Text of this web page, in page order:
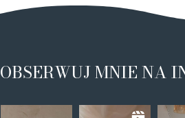
OBSERWUJ MNIE NA